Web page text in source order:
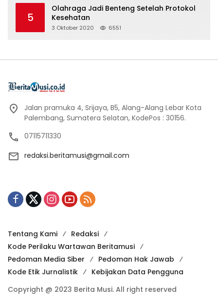
5
Olahraga Jadi Benteng Setelah Protokol
Kesehatan
3 Oktober 2020 6551
Jalan pramuka 4, Srijaya, B5, Alang-Alang Lebar Kota
Palembang, Sumatera Selatan, KodePos : 30156.
07115711330
redaksi.beritamusi@gmail.com
Tentang Kami
Redaksi
Kode Perilaku Wartawan Beritamusi
Pedoman Media Siber
Pedoman Hak Jawab
Kode Etik Jurnalistik
Kebijakan Data Pengguna
Copyright @ 2023 Berita Musi. All right reserved